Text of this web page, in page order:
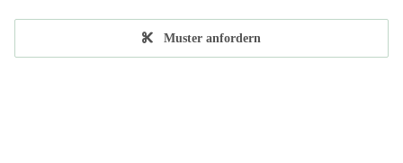
Muster anfordern